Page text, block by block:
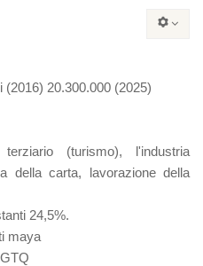
(2016) 20.300.000 (2025)
(turismo), l'industria
della carta, lavorazione della
24,5%.
maya